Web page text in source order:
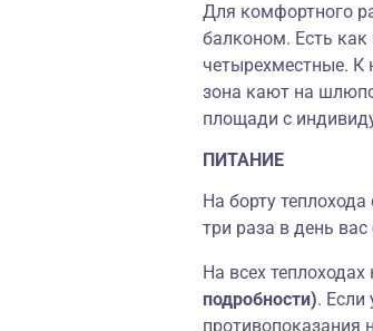
Для комфортного
балконом. Есть
четырехместные. К
зона кают на
площади с
ПИТАНИЕ
На борту
три раза в день
На всех
подробности). Если
противопоказания